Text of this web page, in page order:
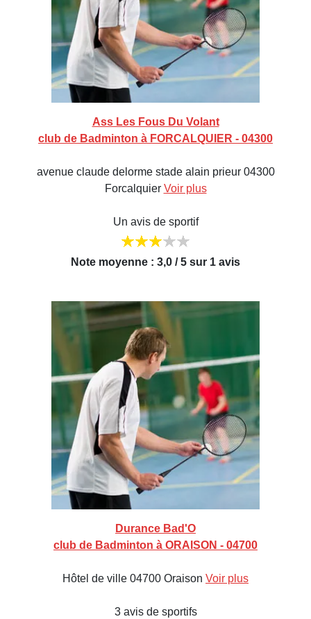
Ass Les Fous Du Volant
club de Badminton à FORCALQUIER - 04300
avenue claude delorme stade alain prieur 04300
Forcalquier Voir plus
Un avis de sportif
Note moyenne : 3,0 / 5 sur 1 avis
Durance Bad'O
club de Badminton à ORAISON - 04700
Hôtel de ville 04700 Oraison Voir plus
3 avis de sportifs